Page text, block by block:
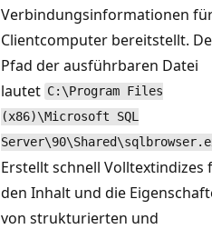
Verbindungsinformationen
Clientcomputer bereitstellt.
Pfad der ausführbaren Datei
lautet C:\Program Files
(x86)\Microsoft SQL
Erstellt schnell Volltextindizes
den Inhalt und die
von strukturierten und